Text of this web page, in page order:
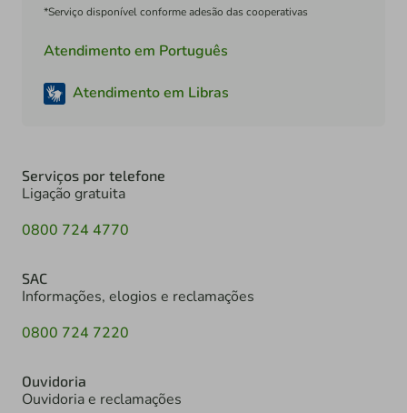
*Serviço disponível conforme adesão das cooperativas
Atendimento em Português
Atendimento em Libras
Serviços por telefone
Ligação gratuita
0800 724 4770
SAC
Informações, elogios e reclamações
0800 724 7220
Ouvidoria
Ouvidoria e reclamações